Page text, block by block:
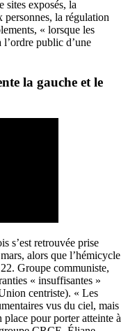
sites exposés, la
personnes, la régulation
« lorsque les
public d’une
la gauche et le
s’est retrouvée prise
alors que l’hémicycle
Groupe communiste,
« insuffisantes »
centriste). « Les
vus du ciel, mais
place pour porter atteinte à